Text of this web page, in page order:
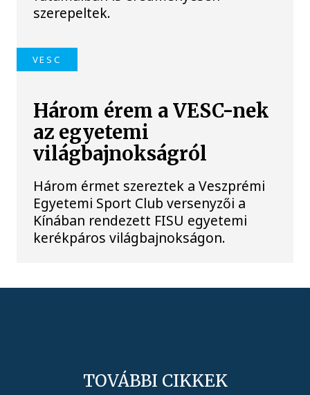
szerepeltek.
VESC
Három érem a VESC-nek
az egyetemi
világbajnokságról
Három érmet szereztek a Veszprémi
Egyetemi Sport Club versenyzői a
Kínában rendezett FISU egyetemi
kerékpáros világbajnokságon.
TOVÁBBI CIKKEK